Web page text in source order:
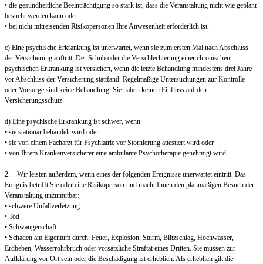
• die gesundheitliche Beeinträchtigung so stark ist, dass die Veranstaltung nicht wie geplant
besucht werden kann oder
• bei nicht mitreisenden Risikopersonen Ihre Anwesenheit erforderlich ist.
c) Eine psychische Erkrankung ist unerwartet, wenn sie zum ersten Mal nach Abschluss
der Versicherung auftritt. Der Schub oder die Verschlechterung einer chronischen
psychischen Erkrankung ist versichert, wenn die letzte Behandlung mindestens drei Jahre
vor Abschluss der Versicherung stattfand. Regelmäßige Untersuchungen zur Kontrolle
oder Vorsorge sind keine Behandlung. Sie haben keinen Einfluss auf den
Versicherungsschutz.
d) Eine psychische Erkrankung ist schwer, wenn
• sie stationär behandelt wird oder
• sie von einem Facharzt für Psychiatrie vor Stornierung attestiert wird oder
• von Ihrem Krankenversicherer eine ambulante Psychotherapie genehmigt wird.
2. Wir leisten außerdem, wenn eines der folgenden Ereignisse unerwartet eintritt. Das
Ereignis betrifft Sie oder eine Risikoperson und macht Ihnen den planmäßigen Besuch der
Veranstaltung unzumutbar:
• schwere Unfallverletzung
• Tod
• Schwangerschaft
• Schaden am Eigentum durch: Feuer, Explosion, Sturm, Blitzschlag, Hochwasser,
Erdbeben, Wasserrohrbruch oder vorsätzliche Straftat eines Dritten. Sie müssen zur
Aufklärung vor Ort sein oder die Beschädigung ist erheblich. Als erheblich gilt die